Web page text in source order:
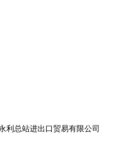
利总站进出口贸易有限公司